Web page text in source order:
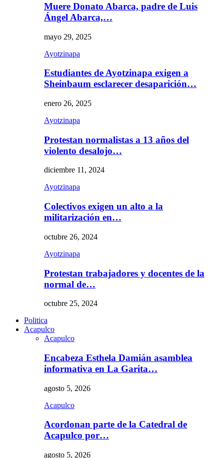
Muere Donato Abarca, padre de Luis
Ángel Abarca,…
mayo 29, 2025
Ayotzinapa
Estudiantes de Ayotzinapa exigen a
Sheinbaum esclarecer desaparición…
enero 26, 2025
Ayotzinapa
Protestan normalistas a 13 años del
violento desalojo…
diciembre 11, 2024
Ayotzinapa
Colectivos exigen un alto a la
militarización en…
octubre 26, 2024
Ayotzinapa
Protestan trabajadores y docentes de la
normal de…
octubre 25, 2024
Politica
Acapulco
Acapulco
Encabeza Esthela Damián asamblea
informativa en La Garita…
agosto 5, 2026
Acapulco
Acordonan parte de la Catedral de
Acapulco por…
agosto 5, 2026